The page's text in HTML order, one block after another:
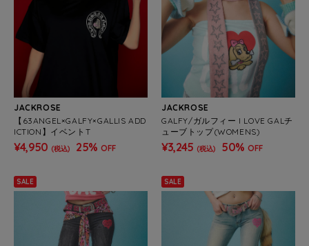
JACKROSE
【63ANGEL×GALFY×GALLIS ADD
ICTION】イベントT
¥4,950 (税込) 25% OFF
JACKROSE
GALFY/ガルフィー I LOVE GALチ
ューブトップ(WOMENS)
¥3,245 (税込) 50% OFF
SALE SALE